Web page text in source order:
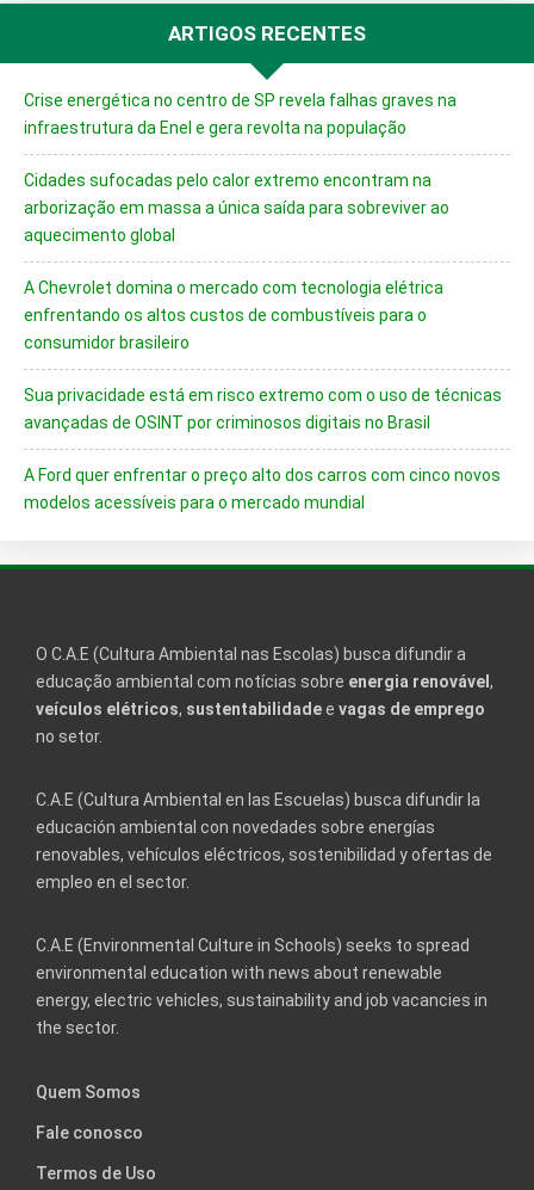
ARTIGOS RECENTES
Crise energética no centro de SP revela falhas graves na
infraestrutura da Enel e gera revolta na população
Cidades sufocadas pelo calor extremo encontram na
arborização em massa a única saída para sobreviver ao
aquecimento global
A Chevrolet domina o mercado com tecnologia elétrica
enfrentando os altos custos de combustíveis para o
consumidor brasileiro
Sua privacidade está em risco extremo com o uso de técnicas
avançadas de OSINT por criminosos digitais no Brasil
A Ford quer enfrentar o preço alto dos carros com cinco novos
modelos acessíveis para o mercado mundial
O C.A.E (Cultura Ambiental nas Escolas) busca difundir a
educação ambiental com notícias sobre energia renovável ,
veículos elétricos, sustentabilidadee vagas de emprego
no setor.
C.A.E (Cultura Ambiental en las Escuelas) busca difundir la
educación ambiental con novedades sobre energías
renovables, vehículos eléctricos, sostenibilidad y ofertas de
empleo en el sector.
C.A.E (Environmental Culture in Schools) seeks to spread
environmental education with news about renewable
energy, electric vehicles, sustainability and job vacancies in
the sector.
Quem Somos
Fale conosco
Termos de Uso